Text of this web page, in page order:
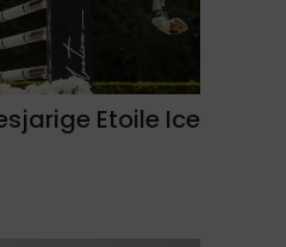
Etoile Ice